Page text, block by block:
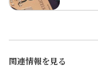
関連情報を見る